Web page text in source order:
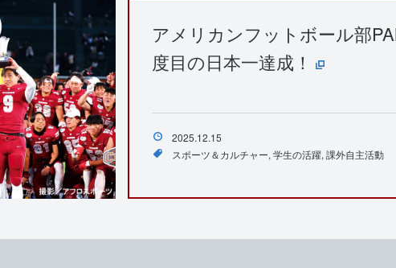
アメリカンフットボール部
度目の日本一達成！
2025.12.15
スポーツ＆カルチャー 学生の活躍 課外自主活動